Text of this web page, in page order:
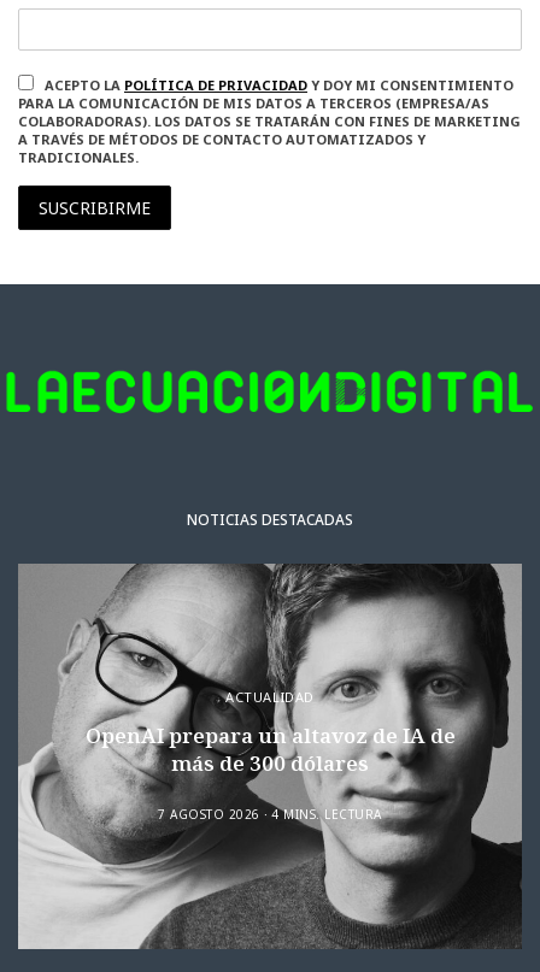
ACEPTO LA POLÍTICA DE PRIVACIDAD Y DOY MI CONSENTIMIENTO
PARA LA COMUNICACIÓN DE MIS DATOS A TERCEROS (EMPRESA/AS
COLABORADORAS). LOS DATOS SE TRATARÁN CON FINES DE MARKETING
A TRAVÉS DE MÉTODOS DE CONTACTO AUTOMATIZADOS Y
TRADICIONALES.
SUSCRIBIRME
NOTICIAS DESTACADAS
ACTUALIDAD
OpenAI prepara un altavoz de IA de
más de 300 dólares
7 AGOSTO 2026 4 MINS. LECTURA